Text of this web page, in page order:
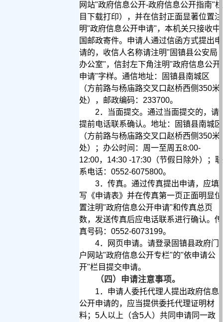
网站"政府信息公开-政府信息公开指南"栏
目下载打印），并在信封正面显著位置注
明"政府信息公开申请"，本机关只接收中
国邮政寄件。申请人通过信函方式提出申
请的，收信人名称请注明" 固镇县公安局
办公室"，信封左下角注明"政府信息公开
申请"字样。通信地址：固镇县南城区
（方前路与杨庙路交叉口赵桥西侧350米
处），邮政编码： 233700。
2．当面提交。通过当面提交的，请
提前电话联系确认。 地址：固镇县南城区
（方前路与杨庙路交叉口赵桥西侧350米
处）；办公时间：周一至周五8:00-
12:00，14:30 -17:30（节假日除外）
；联
系电话： 0552-6075800。
3．传真。通过传真提出申请，应填
写《申请表》并在传真第一页正面明显位
置注明"政府信息公开申请"和传真总页
数，发送传真后应电话联系进行确认。 传
真号码： 0552-6073199。
4．网页申请。请登录固镇县政府门
户网站"政府信息公开专栏"的"依申请公
开"栏目提交申请。
（四）申请注意事项。
1．申请人委托代理人提出政府信息
公开申请的，应当提供委托代理证明材
料； 5人以上（含5人）共同申请同一政